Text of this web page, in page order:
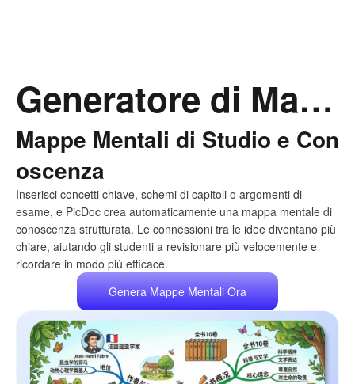
Generatore di Mappe Mentali AI per Qualsiasi Uso
Mappe Mentali di Studio e Con
oscenza
Inserisci concetti chiave, schemi di capitoli o argomenti di
esame, e PicDoc crea automaticamente una mappa mentale di
conoscenza strutturata. Le connessioni tra le idee diventano più
chiare, aiutando gli studenti a revisionare più velocemente e
ricordare in modo più efficace.
Genera Mappe Mentali Ora